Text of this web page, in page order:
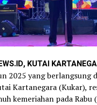
KUTAI
2025 yang berlangsung
Kartanegara (Kukar),
kemeriahan pada Rabu